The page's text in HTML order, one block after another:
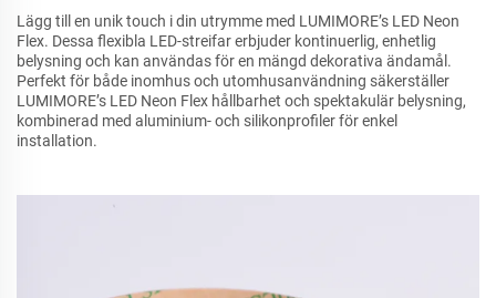
Lägg till en unik touch i din utrymme med LUMIMORE’s LED Neon
Flex. Dessa flexibla LED-streifar erbjuder kontinuerlig, enhetlig
belysning och kan användas för en mängd dekorativa ändamål.
Perfekt för både inomhus och utomhusanvändning säkerställer
LUMIMORE’s LED Neon Flex hållbarhet och spektakulär belysning,
kombinerad med aluminium- och silikonprofiler för enkel
installation.